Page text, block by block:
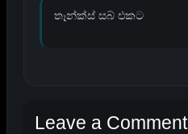
තෑන්ක්ස් සබ් එකට
Leave a Comment